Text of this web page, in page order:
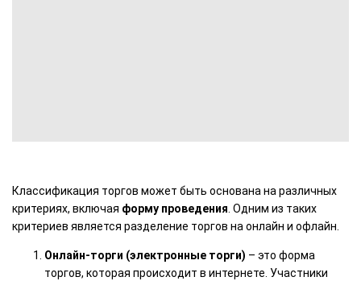
Классификация торгов может быть основана на различных
критериях, включая форму проведения. Одним из таких
критериев является разделение торгов на онлайн и офлайн.
Онлайн-торги (электронные торги) – это форма
торгов, которая происходит в интернете. Участники